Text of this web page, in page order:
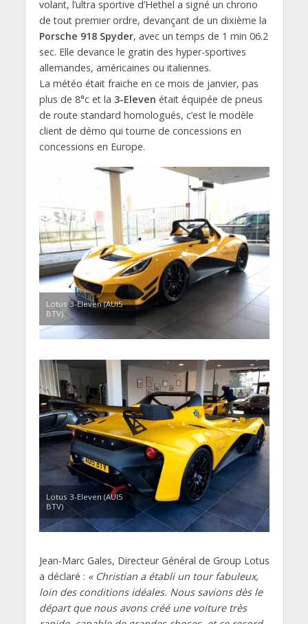
volant, l’ultra sportive d’Hethel a signé un chrono
de tout premier ordre, devançant de un dixième la
Porsche 918 Spyder, avec un temps de 1 min 06.2
sec. Elle devance le gratin des hyper-sportives
allemandes, américaines ou italiennes.
La météo était fraiche en ce mois de janvier, pas
plus de 8°c et la 3-Eleven était équipée de pneus
de route standard homologués, c’est le modèle
client de démo qui tourne de concessions en
concessions en Europe.
Lotus 3-Eleven (AUI5
BTV)
Lotus 3-Eleven (AUI5
BTV)
Jean-Marc Gales, Directeur Général de Group Lotus
a déclaré : « Christian a établi un tour fabuleux,
loin des conditions idéales. Nous savions dès le
départ que nous avons créé une voiture très